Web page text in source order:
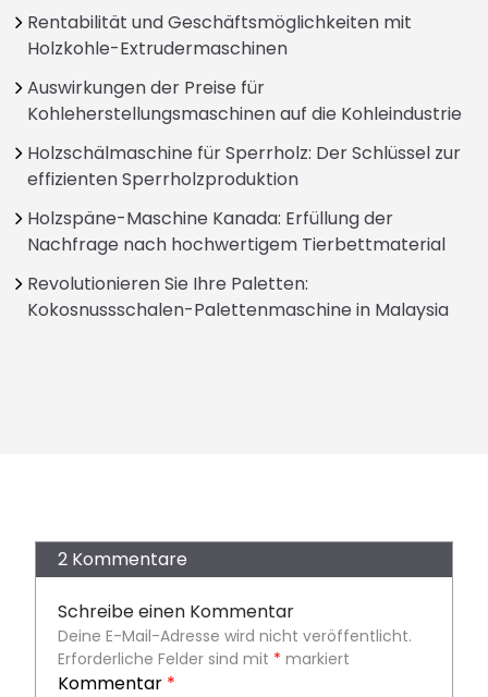
Rentabilität und Geschäftsmöglichkeiten mit
Holzkohle-Extrudermaschinen
Auswirkungen der Preise für
Kohleherstellungsmaschinen auf die Kohleindustrie
Holzschälmaschine für Sperrholz: Der Schlüssel zur
effizienten Sperrholzproduktion
Holzspäne-Maschine Kanada: Erfüllung der
Nachfrage nach hochwertigem Tierbettmaterial
Revolutionieren Sie Ihre Paletten:
Kokosnussschalen-Palettenmaschine in Malaysia
2 Kommentare
Schreibe einen Kommentar
Deine E-Mail-Adresse wird nicht veröffentlicht.
Erforderliche Felder sind mit * markiert
Kommentar *